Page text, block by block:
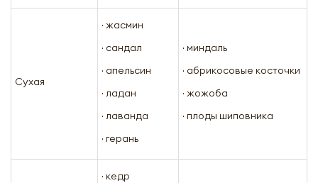
Сухая
· жасмин
· сандал
· апельсин
· ладан
· лаванда
· герань
· миндаль
· абрикосовые косточки
· жожоба
· плоды шиповника
· кедр